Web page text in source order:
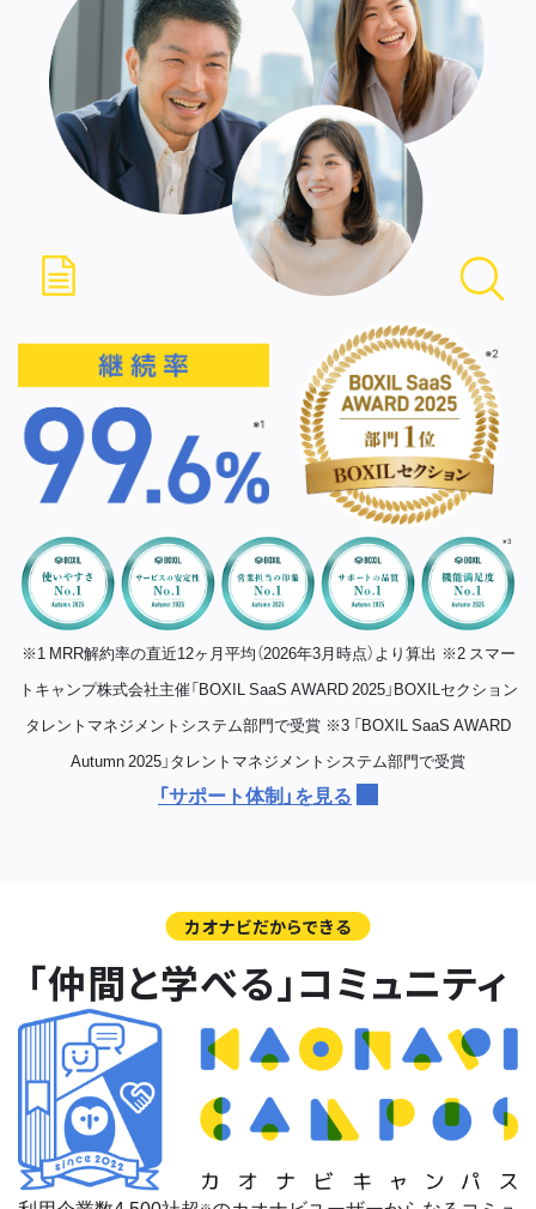
※1 MRR解約率の直近12ヶ月平均（2026年3月時点）より算出 ※2 スマー
トキャンプ株式会社主催「BOXIL SaaS AWARD 2025」BOXILセクション
タレントマネジメントシステム部門で受賞 ※3 「BOXIL SaaS AWARD
Autumn 2025」タレントマネジメントシステム部門で受賞
「サポート体制」を見る
カオナビだからできる
「仲間と学べる」コミュニティ